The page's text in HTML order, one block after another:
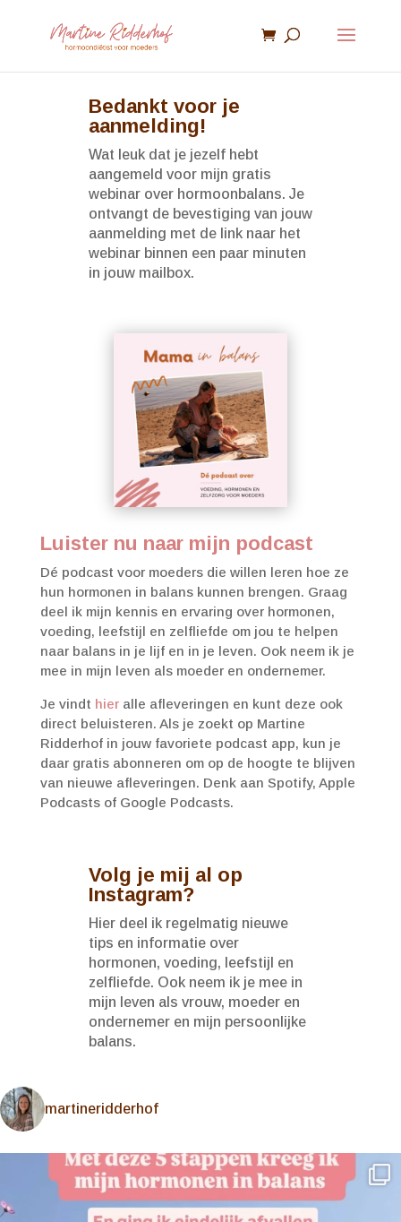
Bedankt voor je
aanmelding!
Wat leuk dat je jezelf hebt
aangemeld voor mijn gratis
webinar over hormoonbalans. Je
ontvangt de bevestiging van jouw
aanmelding met de link naar het
webinar binnen een paar minuten
in jouw mailbox.
Luister nu naar mijn podcast
Dé podcast voor moeders die willen leren hoe ze
hun hormonen in balans kunnen brengen. Graag
deel ik mijn kennis en ervaring over hormonen,
voeding, leefstijl en zelfliefde om jou te helpen
naar balans in je lijf en in je leven. Ook neem ik je
mee in mijn leven als moeder en ondernemer.
Je vindt hieralle afleveringen en kunt deze ook
direct beluisteren. Als je zoekt op Martine
Ridderhof in jouw favoriete podcast app, kun je
daar gratis abonneren om op de hoogte te blijven
van nieuwe afleveringen. Denk aan Spotify, Apple
Podcasts of Google Podcasts.
Volg je mij al op
Instagram?
Hier deel ik regelmatig nieuwe
tips en informatie over
hormonen, voeding, leefstijl en
zelfliefde. Ook neem ik je mee in
mijn leven als vrouw, moeder en
ondernemer en mijn persoonlijke
balans.
martineridderhof